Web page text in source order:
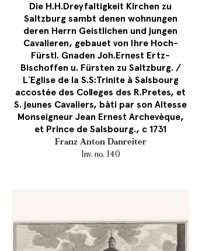
Die H.H.Dreyfaltigkeit Kirchen zu
Saltzburg sambt denen wohnungen
deren Herrn Geistlichen und jungen
Cavalieren, gebauet von Ihre Hoch-
Fürstl. Gnaden Joh.Ernest Ertz-
Bischoffen u. Fürsten zu Saltzburg. /
L`Eglise de la S.S:Trinite à Salsbourg
accostée des Colleges des R.Pretes, et
S. jeunes Cavaliers, bàti par son Altesse
Monseigneur Jean Ernest Archevèque,
et Prince de Salsbourg., c 1731
Franz Anton Danreiter
Inv. no. 140